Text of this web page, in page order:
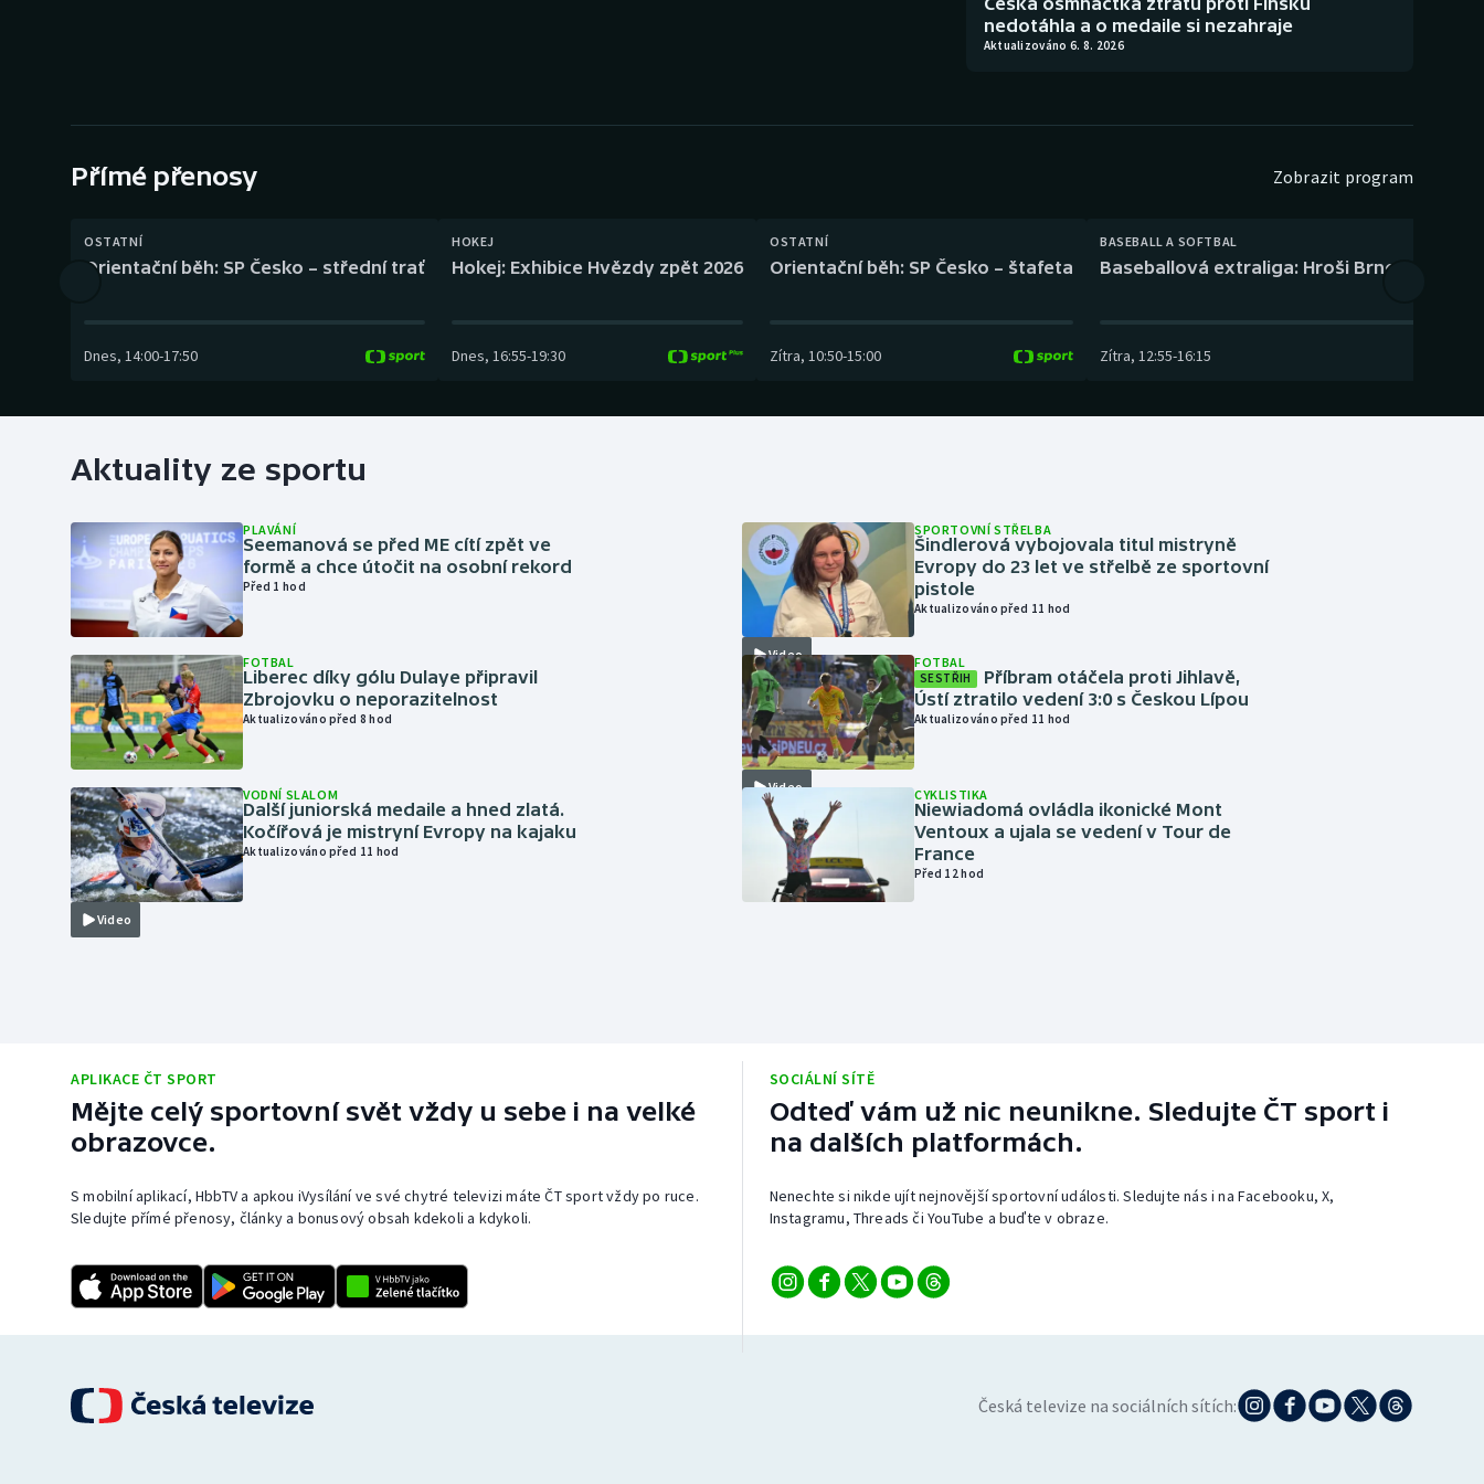
Gymnastika Plážový volejbal
nedotáhla a o medaile si nezahraje
Aktualizováno 6. 8. 2026
Přímé přenosy Zobrazit program
OSTATNÍ
Orientační běh: SP Česko – střední trať
Dnes, 14:00-17:50
HOKEJ
Hokej: Exhibice Hvězdy zpět 2026
Dnes, 16:55-19:30
OSTATNÍ
Orientační běh: SP Česko – štafeta
Zítra, 10:50-15:00
BASEBALL A SOFTBAL
Baseballová extraliga: Hroši Brno – Eagles
Zítra, 12:55-16:15
Aktuality ze sportu
PLAVÁNÍ
Seemanová se před ME cítí zpět ve
formě a chce útočit na osobní rekord
Před 1 hod
FOTBAL
Liberec díky gólu Dulaye připravil
Zbrojovku o neporazitelnost
Aktualizováno před 8 hod
Video
VODNÍ SLALOM
Další juniorská medaile a hned zlatá.
Kočířová je mistryní Evropy na kajaku
Aktualizováno před 11 hod
Video
SPORTOVNÍ STŘELBA
Šindlerová vybojovala titul mistryně
Evropy do 23 let ve střelbě ze sportovní
pistole
Aktualizováno před 11 hod
Video
FOTBAL
SESTŘIH
Příbram otáčela proti Jihlavě,
Ústí ztratilo vedení 3:0 s Českou Lípou
Aktualizováno před 11 hod
CYKLISTIKA
Niewiadomá ovládla ikonické Mont
Ventoux a ujala se vedení v Tour de
France
Před 12 hod
APLIKACE ČT SPORT
Mějte celý sportovní svět vždy u sebe i na velké
obrazovce.
S mobilní aplikací, HbbTV a apkou iVysílání ve své chytré televizi máte ČT sport vždy po ruce.
Sledujte přímé přenosy, články a bonusový obsah kdekoli a kdykoli.
SOCIÁLNÍ SÍTĚ
Odteď vám už nic neunikne. Sledujte ČT sport i
na dalších platformách.
Nenechte si nikde ujít nejnovější sportovní události. Sledujte nás i na Facebooku, X,
Instagramu, Threads či YouTube a buďte v obraze.
Česká televize na sociálních sítích: